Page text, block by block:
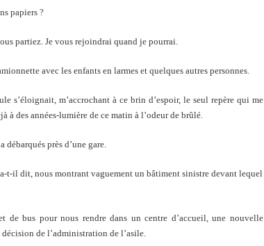
papiers ?
partiez. Je vous rejoindrai quand je pourrai.
avec les enfants en larmes et quelques autres personnes.
s’éloignait, m’accrochant à ce brin d’espoir, le seul repère qui me
des années-lumière de ce matin à l’odeur de brûlé.
débarqués près d’une gare.
a-t-il dit, nous montrant vaguement un bâtiment sinistre devant lequel
de bus pour nous rendre dans un centre d’accueil, une nouvelle
de l’administration de l’asile.